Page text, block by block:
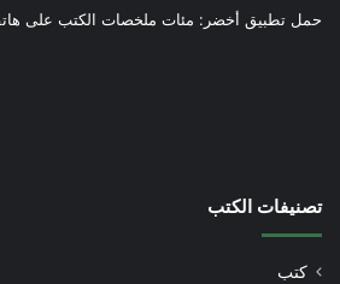
حمل تطبيق أخضر: مئات ملخصات الكتب على
تصنيفات الكتب
كتب